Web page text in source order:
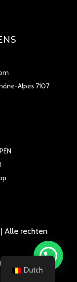
Alpes 7107
Alle rechten
Dutch